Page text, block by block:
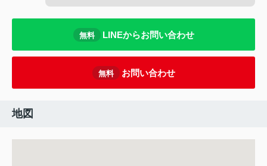
無料 LINEからお問い合わせ
無料 お問い合わせ
地図